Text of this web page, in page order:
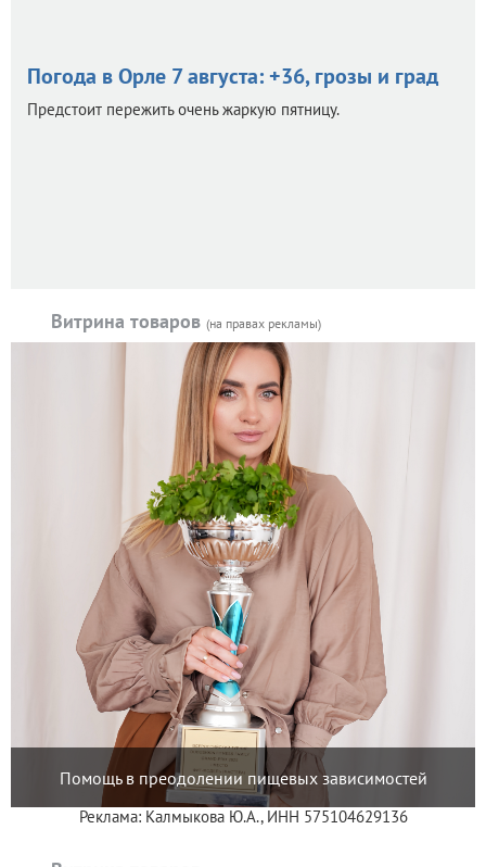
Погода в Орле 7 августа: +36, грозы и град
Предстоит пережить очень жаркую пятницу.
Витрина товаров (на правах рекламы)
Помощь в преодолении пищевых зависимостей
Реклама: Калмыкова Ю.А., ИНН 575104629136